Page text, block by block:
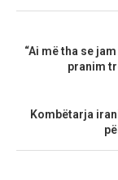
“Ai më tha se
pranim
Kombëtarja